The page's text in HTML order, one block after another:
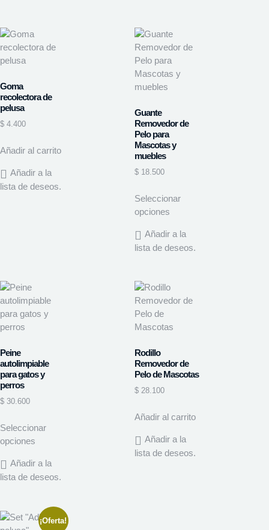
Goma
recolectora de
pelusa
$ 4.400
Añadir al carrito
Añadir a la
lista de deseos.
Guante
Removedor de
Pelo para
Mascotas y
muebles
$ 18.500
Seleccionar
opciones
Añadir a la
lista de deseos.
Peine
autolimpiable
para gatos y
perros
$ 30.600
Seleccionar
opciones
Añadir a la
lista de deseos.
Rodillo
Removedor de
Pelo de Mascotas
$ 28.100
Añadir al carrito
Añadir a la
lista de deseos.
¡Oferta!